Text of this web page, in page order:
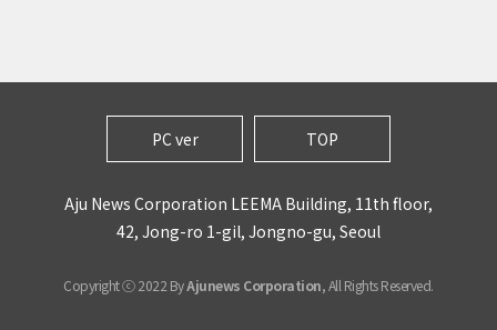
PC ver TOP
Aju News Corporation LEEMA Building, 11th floor,
42, Jong-ro 1-gil, Jongno-gu, Seoul
Copyright ⓒ 2022 ByAjunews Corporation, All Rights Reserved.